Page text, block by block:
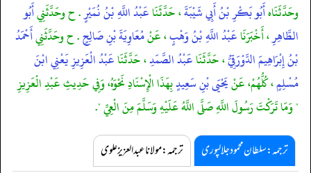
وحَدَّثَنَاهأَبُو بَكْرِ بْنُ أَبِي شَيْبَةَ، حَدَّثَنَاعَبْدُ اللَّهِ بْنُ نُمَيْرٍ. ح وحَدَّثَنِيأَبُو
الطَّاهِرِ، أَخْبَرَنَاعَبْدُ اللَّهِ بْنُ وَهْبٍ، عَنْمُعَاوِيَةَ بْنِ صَالِحٍ. ح وحَدَّثَنِيأَحْمَدُ
بْنُ إِبْرَاهِيمَ الدَّوْرَقِيُّ، حَدَّثَنَاعَبْدُ الصَّمَدِ، حَدَّثَنَاعَبْدُ الْعَزِيزِ يَعْنِي ابْنَ
مُسْلِمٍ، كُلُّهُمْ، عَنْيَحْيَى بْنِ سَعِيدٍبِهَذَا الْإِسْنَادِ نَحْوَهُ، وَفِي حَدِيثِ عَبْدِ الْعَزِيزِ
" وَمَا تَرَكْتَ رَسُولَ اللَّهِ صَلَّى اللَّهُ عَلَيْهِ وَسَلَّمَ مِنَ الْعِيِّ ".
ترجمہ:سلطان محمود جلالپوری ترجمہ:مولانا عبدالعزیز علوی